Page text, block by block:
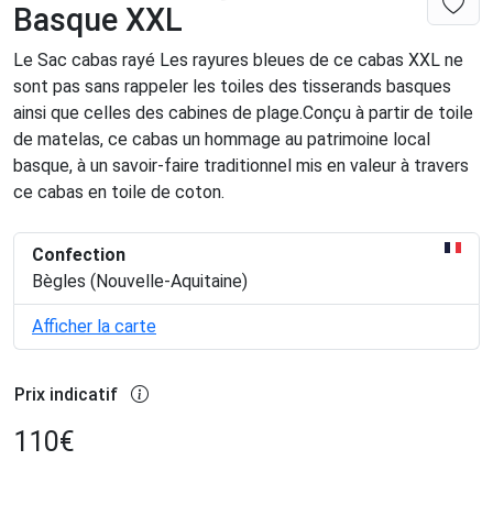
Basque XXL
Le Sac cabas rayé Les rayures bleues de ce cabas XXL ne
sont pas sans rappeler les toiles des tisserands basques
ainsi que celles des cabines de plage.Conçu à partir de toile
de matelas, ce cabas un hommage au patrimoine local
basque, à un savoir-faire traditionnel mis en valeur à travers
ce cabas en toile de coton.
Confection
Bègles (Nouvelle-Aquitaine)
Afficher la carte
Prix indicatif
110€